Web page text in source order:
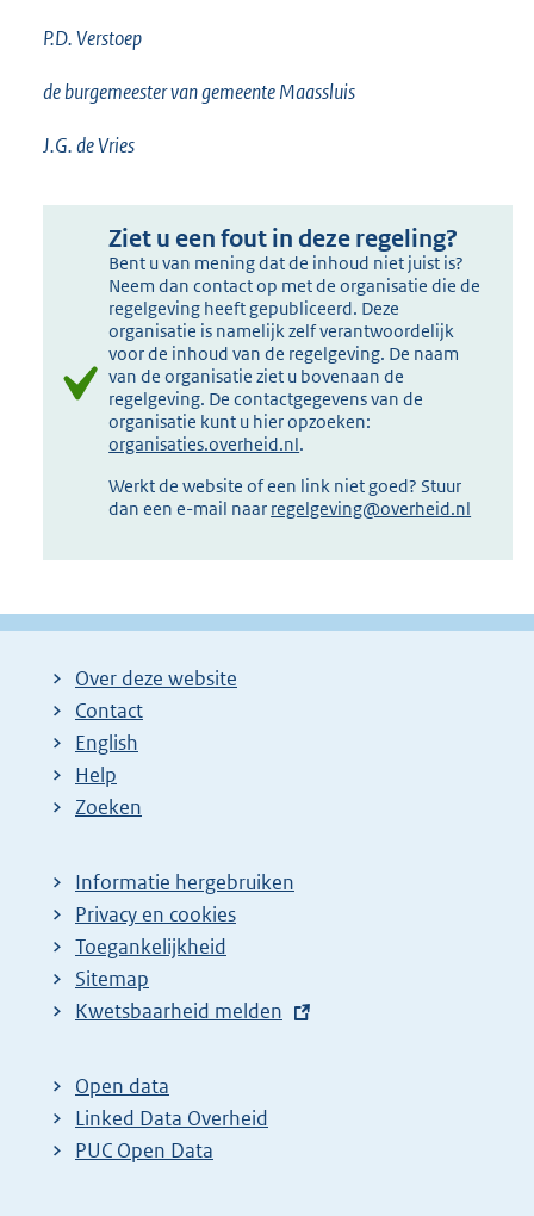
P.D. Verstoep
de burgemeester van gemeente Maassluis
J.G. de Vries
Ziet u een fout in deze regeling?
Bent u van mening dat de inhoud niet juist is?
Neem dan contact op met de organisatie die de
regelgeving heeft gepubliceerd. Deze
organisatie is namelijk zelf verantwoordelijk
voor de inhoud van de regelgeving. De naam
van de organisatie ziet u bovenaan de
regelgeving. De contactgegevens van de
organisatie kunt u hier opzoeken:
organisaties.overheid.nl.
Werkt de website of een link niet goed? Stuur
dan een e-mail naar regelgeving@overheid.nl
Over deze website
Contact
English
Help
Zoeken
Informatie hergebruiken
Privacy en cookies
Toegankelijkheid
Sitemap
E
t
e
r
Kwetsbaarheid melden
Open data
Linked Data Overheid
PUC Open Data